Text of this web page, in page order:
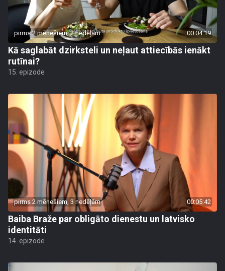
pirms 2 mēnešiem, 2 nedēļām 00:04:19
Kā saglabāt dzirksteli un neļaut attiecībās ienākt
rutīnai?
15. epizode
pirms 2 mēnešiem, 3 nedēļām 00:05:42
Baiba Braže par obligāto dienestu un latvisko
identitāti
14. epizode